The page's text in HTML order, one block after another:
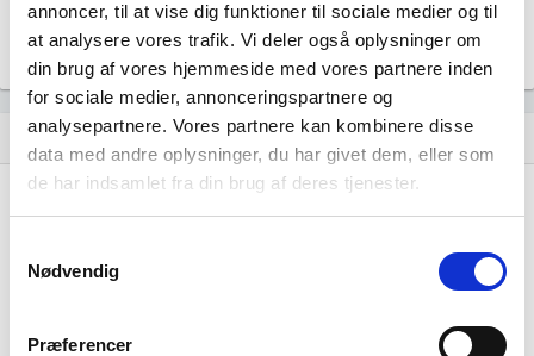
annoncer, til at vise dig funktioner til sociale medier og til
at analysere vores trafik. Vi deler også oplysninger om
din brug af vores hjemmeside med vores partnere inden
for sociale medier, annonceringspartnere og
analysepartnere. Vores partnere kan kombinere disse
data med andre oplysninger, du har givet dem, eller som
de har indsamlet fra din brug af deres tjenester.
Nødvendig
Præferencer
hourglass_empty Historisk udvikling af rollerne
hourglass_full 01. juli, 2024
tiltrådte som adm. direktør for
virksomheden.